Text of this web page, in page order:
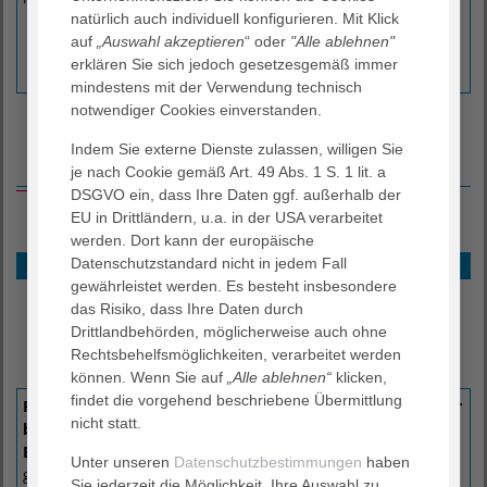
Unser Service für Sie
Besuchszeiten und Hausordnung
Cafeteria
Patientenbibliothek
Parkplatz
Anfahrt
Patient:innen können vormittags in der Zeit von 10:00 Uhr
bis 12:00 Uhr und nachmittags von 14:00 bis 20:00 Uhr
Besuch empfangen. Die Einhaltung der Ruhezeiten und die
gegenseite Rücksichtnahme tragen zur Genesung bei. Wir
natürlich auch individuell konfigurieren. Mit Klick
auf „Auswahl akzeptieren“ oder "Alle ablehnen"
erklären Sie sich jedoch gesetzesgemäß immer
mindestens mit der Verwendung technisch
notwendiger Cookies einverstanden.
Indem Sie externe Dienste zulassen, willigen Sie
je nach Cookie gemäß Art. 49 Abs. 1 S. 1 lit. a
DSGVO ein, dass Ihre Daten ggf. außerhalb der
EU in Drittländern, u.a. in der USA verarbeitet
werden. Dort kann der europäische
Datenschutzstandard nicht in jedem Fall
gewährleistet werden. Es besteht insbesondere
das Risiko, dass Ihre Daten durch
Drittlandbehörden, möglicherweise auch ohne
Rechtsbehelfsmöglichkeiten, verarbeitet werden
können. Wenn Sie auf „Alle ablehnen“ klicken,
findet die vorgehend beschriebene Übermittlung
nicht statt.
Unter unseren Datenschutzbestimmungen haben